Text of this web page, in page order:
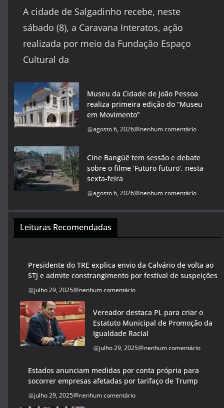
A cidade de Salgadinho recebe, neste
sábado (8), a Caravana Interatos, ação
realizada por meio da Fundação Espaço
Cultural da
Museu da Cidade de João Pessoa
realiza primeira edição do “Museu
em Movimento”
agosto 6, 2026 nenhum comentário
Cine Bangüê tem sessão e debate
sobre o filme ‘Futuro futuro’, nesta
sexta-feira
agosto 6, 2026 nenhum comentário
Leituras Recomendadas
Presidente do TRE explica envio da Calvário de volta ao
STJ e admite constrangimento por festival de suspeições
julho 29, 2025 nenhum comentário
Vereador destaca PL para criar o
Estatuto Municipal de Promoção da
Igualdade Racial
julho 29, 2025 nenhum comentário
Estados anunciam medidas por conta própria para
socorrer empresas afetadas por tarifaço de Trump
julho 29, 2025 nenhum comentário